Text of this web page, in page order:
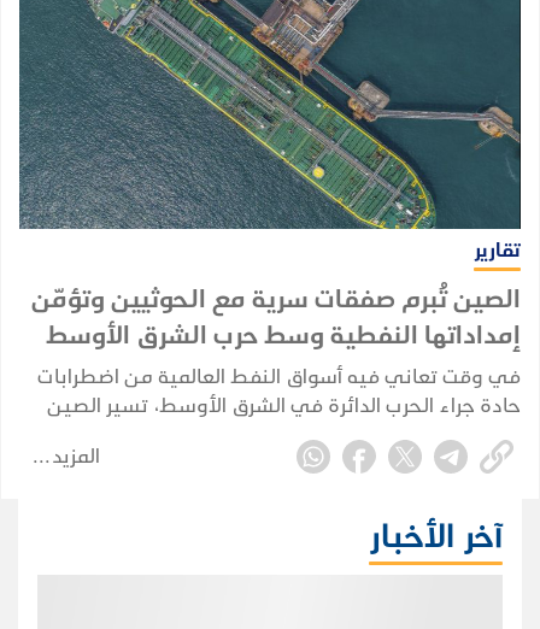
تقارير
الصين تُبرم صفقات سرية مع الحوثيين وتؤمّن
إمداداتها النفطية وسط حرب الشرق الأوسط
في وقت تعاني فيه أسواق النفط العالمية من اضطرابات
حادة جراء الحرب الدائرة في الشرق الأوسط، تسير الصين
في اتجاه مختلف؛ إذ تُبرم صفقاتها الخاصة وتُكرّس نفوذها
الاستراتيجي بعيداً عن الأضواء، بينما تتصارع إدارة ترامب
المزيد
آخر الأخبار